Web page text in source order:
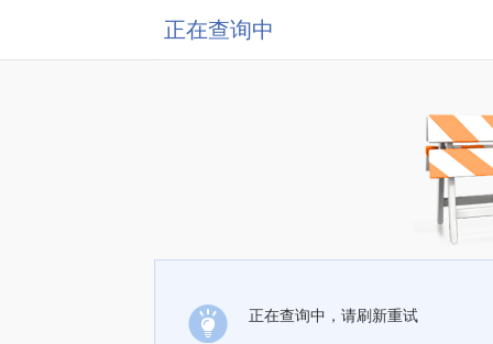
正在查询中
正在查询中，请刷新重试